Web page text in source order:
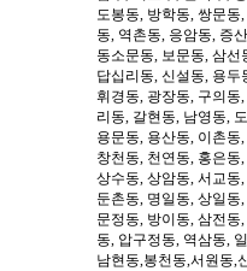
도봉동, 방학동, 쌍문
동, 역촌동, 응암동, 증
동소문동, 보문동, 삼
답십리동, 신설동, 용
휘경동, 광장동, 구의동
리동, 갈현동, 남영동,
용문동, 용산동, 이촌
창천동, 천연동, 홍은동
상수동, 상암동, 서교동
둔촌동, 명일동, 상일동
문정동, 방이동, 삼전
동, 압구정동, 역삼동,
남현동,봉천동,서원동,